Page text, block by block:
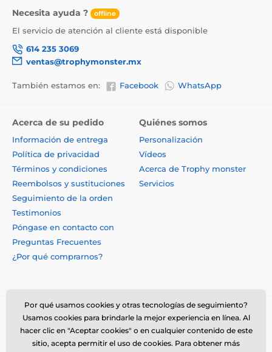
Necesita ayuda ? offline
El servicio de atención al cliente está disponible
614 235 3069
ventas@trophymonster.mx
También estamos en: Facebook WhatsApp
Acerca de su pedido
Información de entrega
Política de privacidad
Términos y condiciones
Reembolsos y sustituciones
Seguimiento de la orden
Testimonios
Póngase en contacto con
Preguntas Frecuentes
¿Por qué comprarnos?
Quiénes somos
Personalización
Vídeos
Acerca de Trophy monster
Servicios
Por qué usamos cookies y otras tecnologías de seguimiento?
Usamos cookies para brindarle la mejor experiencia en línea. Al
hacer clic en "Aceptar cookies" o en cualquier contenido de este
sitio, acepta permitir el uso de cookies. Para obtener más